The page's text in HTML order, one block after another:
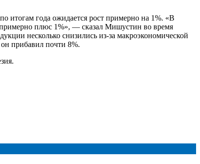
года ожидается рост примерно на 1%. «В
плюс 1%», — сказал Мишустин во время
несколько снизились из-за макроэкономической
прибавил почти 8%.